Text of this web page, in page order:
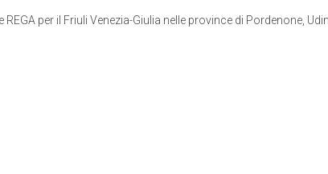
REGA per il Friuli Venezia-Giulia nelle province di Pordenone,